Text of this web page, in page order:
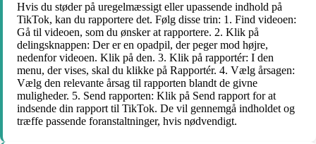
Hvis du støder på uregelmæssigt eller upassende indhold på
TikTok, kan du rapportere det. Følg disse trin: 1. Find videoen:
Gå til videoen, som du ønsker at rapportere. 2. Klik på
delingsknappen: Der er en opadpil, der peger mod højre,
nedenfor videoen. Klik på den. 3. Klik på rapportér: I den
menu, der vises, skal du klikke på Rapportér. 4. Vælg årsagen:
Vælg den relevante årsag til rapporten blandt de givne
muligheder. 5. Send rapporten: Klik på Send rapport for at
indsende din rapport til TikTok. De vil gennemgå indholdet og
træffe passende foranstaltninger, hvis nødvendigt.